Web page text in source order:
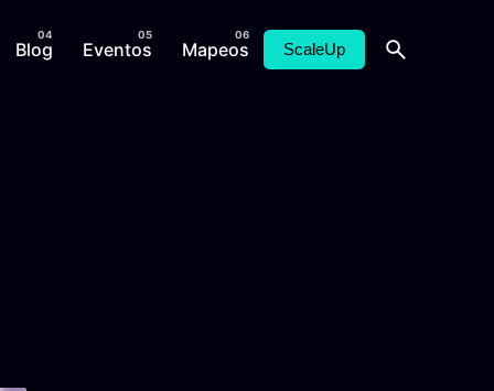
Blog Eventos Mapeos ScaleUp